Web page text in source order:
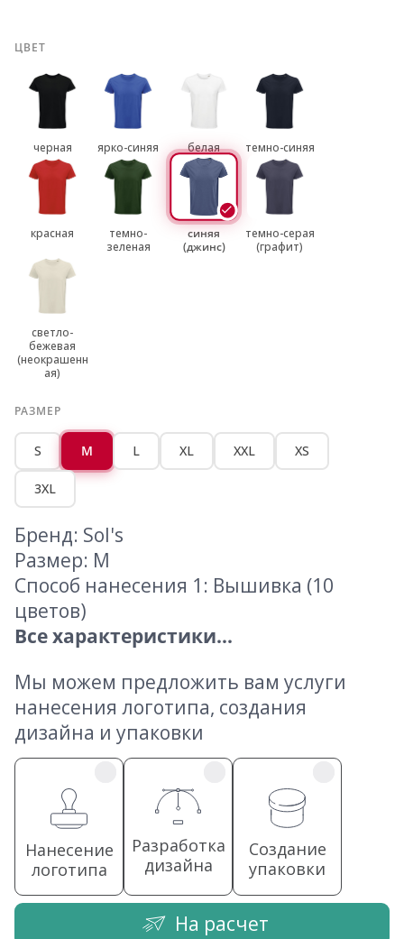
ЦВЕТ
черная ярко-синяя белая темно-синяя
красная
темно-
зеленая
синяя
(джинс)
темно-серая
(графит)
светло-
бежевая
(неокрашенн
ая)
РАЗМЕР
S M L XL XXL XS
3XL
Бренд: Sol's
Размер: M
Способ нанесения 1: Вышивка (10
цветов)
Все характеристики...
Мы можем предложить вам услуги
нанесения логотипа, создания
дизайна и упаковки
Нанесение
логотипа
Разработка
дизайна
Создание
упаковки
На расчет